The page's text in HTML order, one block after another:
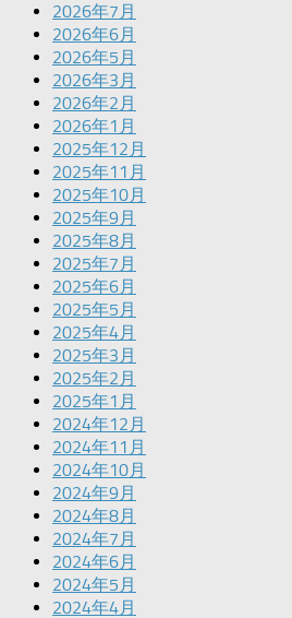
2026年7月
2026年6月
2026年5月
2026年3月
2026年2月
2026年1月
2025年12月
2025年11月
2025年10月
2025年9月
2025年8月
2025年7月
2025年6月
2025年5月
2025年4月
2025年3月
2025年2月
2025年1月
2024年12月
2024年11月
2024年10月
2024年9月
2024年8月
2024年7月
2024年6月
2024年5月
2024年4月